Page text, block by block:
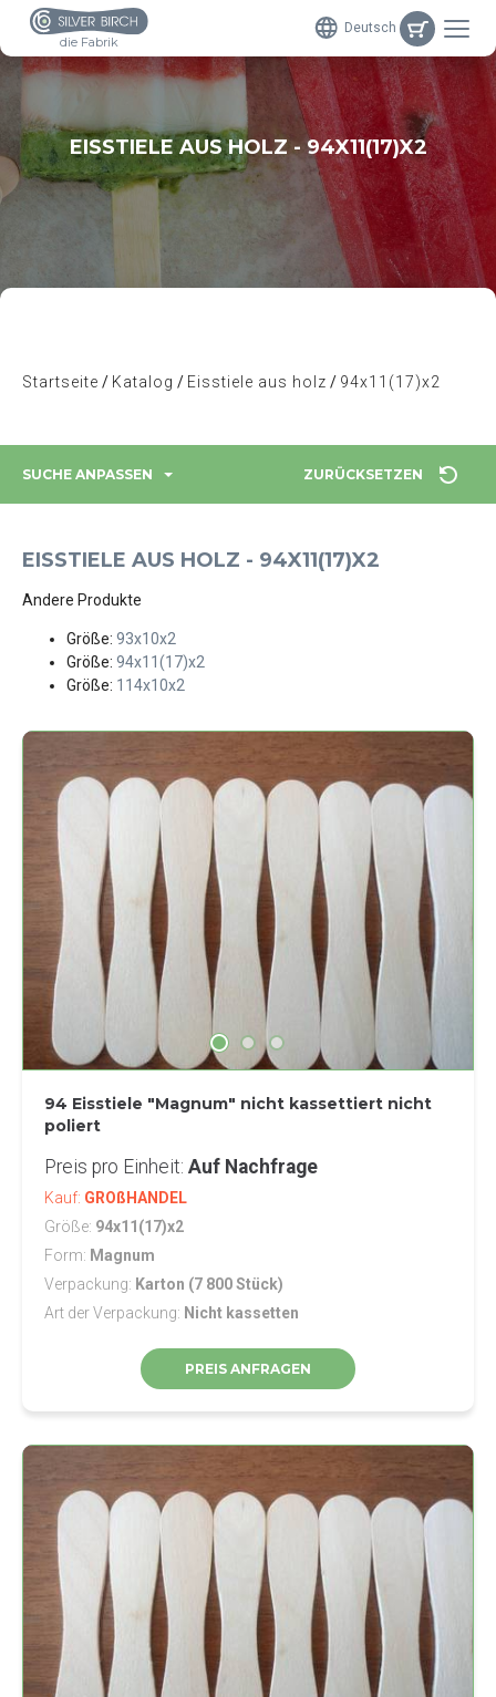
die Fabrik
Deutsch
EISSTIELE AUS HOLZ - 94X11(17)X2
Startseite Katalog Eisstiele aus holz 94x11(17)x2
SUCHE ANPASSEN ZURÜCKSETZEN
EISSTIELE AUS HOLZ - 94X11(17)X2
Andere Produkte
Größe: 93x10x2
Größe: 94x11(17)x2
Größe: 114x10x2
94 Eisstiele "Magnum" nicht kassettiert nicht
poliert
Preis pro Einheit Auf Nachfrage
Kauf GROßHANDEL
Größe 94x11(17)x2
Form Magnum
Verpackung Karton (7 800 Stück)
Art der Verpackung Nicht kassetten
PREIS ANFRAGEN